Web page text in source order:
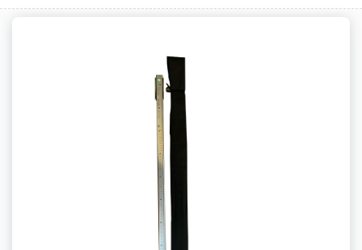
Метроштоки МШТм — для
Метроштоки МШТм разработаны для измерения уровня
нефтепродуктов и неагрессивных жидкостей в ёмкостях.
Применяются на нефтебазах и предприятиях по
хранению жидких продуктов.
Доступны модификации:
: от 1,0 до 6,0 метров
: алюминий анодированный светлый,
алюминий анодированный (чёрный), нержавеющая